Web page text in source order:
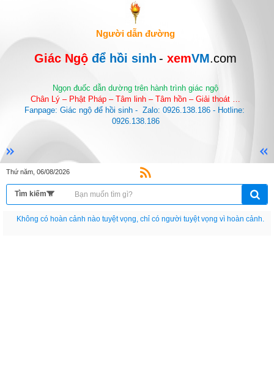
Người dẫn đường
Giác Ngộ để hồi sinh - xemVM.com
Ngọn đuốc dẫn dường trên hành trình giác ngộ
Chân Lý – Phật Pháp – Tâm linh – Tâm hồn – Giải thoát …
Fanpage: Giác ngộ để hồi sinh -  Zalo: 0926.138.186 - Hotline:
0926.138.186
Thứ năm, 06/08/2026
Nếu như không chịu học tập thì cho dù đi vạn dặm đường cũng chỉ là anh đưa